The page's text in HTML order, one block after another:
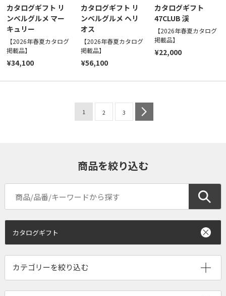
カタログギフト リ
ンベルグルメ マー
キュリー
【2026年春夏カタログ
掲載品】
¥34,100
カタログギフト リ
ンベルグルメ ヘリ
オス
【2026年春夏カタログ
掲載品】
¥56,100
カタログギフト
47CLUB 渓
【2026年春夏カタログ
掲載品】
¥22,000
1 2 3
商品を絞り込む
カタログギフト